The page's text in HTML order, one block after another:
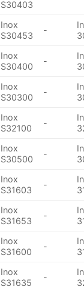
S30403
Inox
S30453
-
Inox
S30400
-
Inox
S30300
-
Inox
S32100
-
Inox
S30500
-
Inox
S31603
-
Inox
S31653
-
Inox
S31600
-
Inox
S31635
-